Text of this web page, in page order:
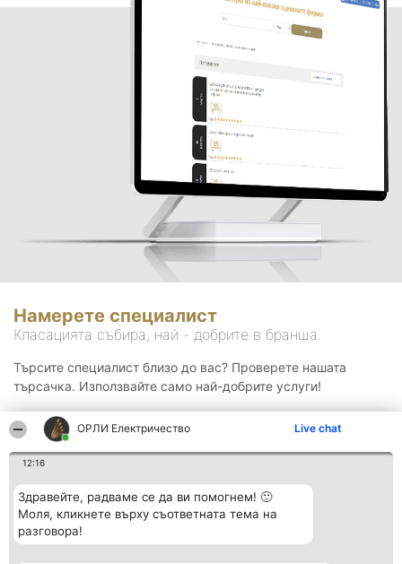
ОРЛИ Електричество Live chat
12:16
Здравейте, радваме се да ви помогнем! 🙂
Моля, кликнете върху съответната тема на
разговора!
Намерете специалист
Класацията събира, най - добрите в бранша.
Търсите специалист близо до вас? Проверете нашата
търсачка. Използвайте само най-добрите услуги!